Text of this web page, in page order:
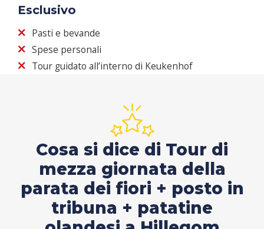
Esclusivo
Pasti e bevande
Spese personali
Tour guidato all’interno di Keukenhof
Cosa si dice di Tour di
mezza giornata della
parata dei fiori + posto in
tribuna + patatine